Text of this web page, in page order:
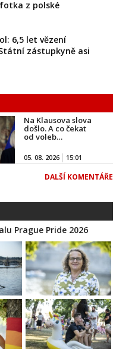
z polské
6,5 let vězení
zástupkyně asi
Na Klausova slova
došlo. A co čekat
od voleb…
05. 08. 2026 15:01
DALŠÍ KOMENTÁŘE
Prague Pride 2026